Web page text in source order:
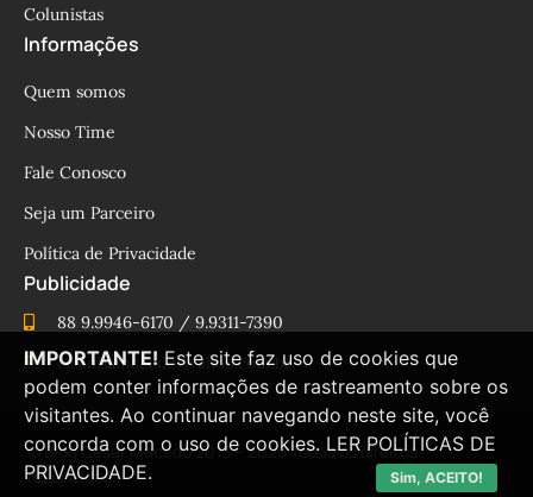
Colunistas
Informações
Quem somos
Nosso Time
Fale Conosco
Seja um Parceiro
Política de Privacidade
Publicidade
88 9.9946-6170 / 9.9311-7390
cesinhamacedo@yahoo.com.br
© Blog César Macêdo 2015 – 2025 Todos os direitos
reservados.
IMPORTANTE! Este site faz uso de cookies que
podem conter informações de rastreamento sobre os
visitantes. Ao continuar navegando neste site, você
concorda com o uso de cookies. LER POLÍTICAS DE
PRIVACIDADE.
Sim, ACEITO!